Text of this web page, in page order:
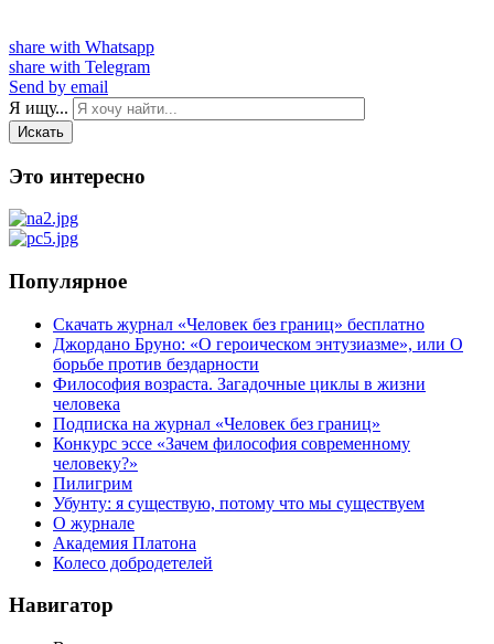
share with Whatsapp
share with Telegram
Send by email
Я ищу...
Искать
Это интересно
Популярное
Скачать журнал «Человек без границ» бесплатно
Джордано Бруно: «О героическом энтузиазме», или О
борьбе против бездарности
Философия возраста. Загадочные циклы в жизни
человека
Подписка на журнал «Человек без границ»
Конкурс эссе «Зачем философия современному
человеку?»
Пилигрим
Убунту: я существую, потому что мы существуем
О журнале
Академия Платона
Колесо добродетелей
Навигатор